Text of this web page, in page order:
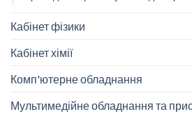
Кабінет фізики
Кабінет хімії
Комп'ютерне обладнання
Мультимедійне обладнання та